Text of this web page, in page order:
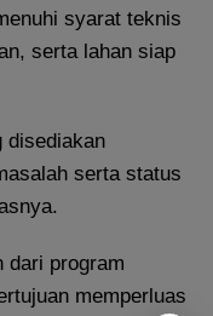
syarat teknis
serta lahan siap
disediakan
serta status
dari program
memperluas